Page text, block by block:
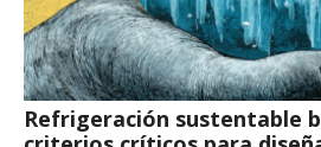
Refrigeración sustentable